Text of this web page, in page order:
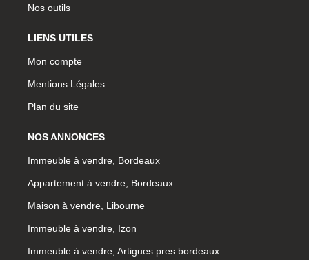
Nos outils
LIENS UTILES
Mon compte
Mentions Légales
Plan du site
NOS ANNONCES
Immeuble à vendre, Bordeaux
Appartement à vendre, Bordeaux
Maison à vendre, Libourne
Immeuble à vendre, Izon
Immeuble à vendre, Artigues pres bordeaux